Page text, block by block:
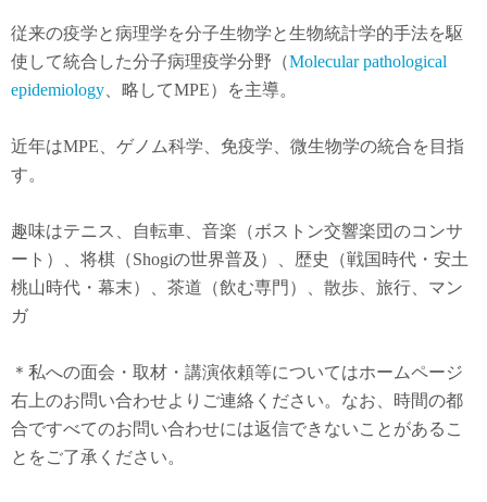
従来の疫学と病理学を分子生物学と生物統計学的手法を駆
使して統合した分子病理疫学分野（Molecular pathological
epidemiology 、略してMPE）を主導。
近年はMPE 、ゲノム科学、免疫学、微生物学の統合を目指
す。
趣味はテニス、自転車、音楽（ボストン交響楽団のコンサ
ート）、将棋（Shogiの世界普及）、歴史（戦国時代・安土
桃山時代・幕末）、茶道（飲む専門）、散歩、旅行、マン
ガ
＊私への面会・取材・講演依頼等についてはホームページ
右上のお問い合わせよりご連絡ください。なお、時間の都
合ですべてのお問い合わせには返信できないことがあるこ
とをご了承ください。